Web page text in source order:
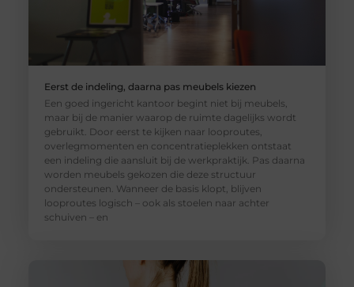
Eerst de indeling, daarna pas meubels kiezen
Een goed ingericht kantoor begint niet bij meubels,
maar bij de manier waarop de ruimte dagelijks wordt
gebruikt. Door eerst te kijken naar looproutes,
overlegmomenten en concentratieplekken ontstaat
een indeling die aansluit bij de werkpraktijk. Pas daarna
worden meubels gekozen die deze structuur
ondersteunen. Wanneer de basis klopt, blijven
looproutes logisch – ook als stoelen naar achter
schuiven – en